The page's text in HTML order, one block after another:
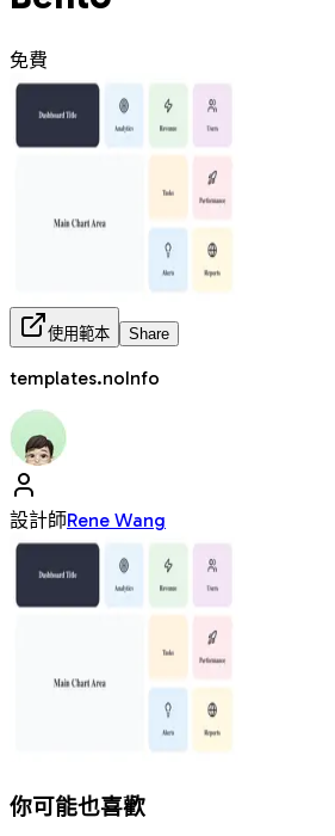
免費
使用範本 Share
templates.noInfo
設計師Rene Wang
你可能也喜歡